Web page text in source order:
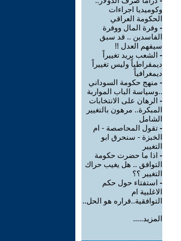
وكوميديا اجراءات
الحكومة العراقي
- وفرة المال ووفرة
الفاسدين .. قد سبق
سيفهم العدل !!
- الشعب يريد تغييراً
ديمقراطياً وليس تغييراً
ديمغرافياً
- منهج حكومة السوداني
..وسياسة الباب المواربة
- الرهان على الانتخابات
المبكرة.. مرهون بالتغيير
الشامل
- تقول المحاصصة - ام
الخبزة - سنحرق ابو
التغيير
- اذا ما حضرت حكومة
التوافق .. هل يغيب حراك
التغيير ؟؟
- استفتاء حول حكم
الاغلبية ام
التوافقية..قراره هو الحل..
المزيد.....